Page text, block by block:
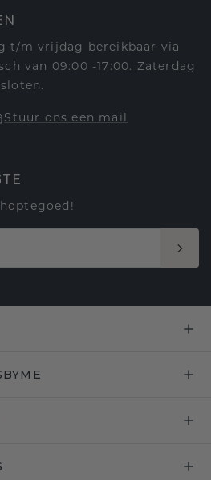
t/m vrijdag bereikbaar via
van 09:00 -17:00. Zaterdag
Stuur ons een mail